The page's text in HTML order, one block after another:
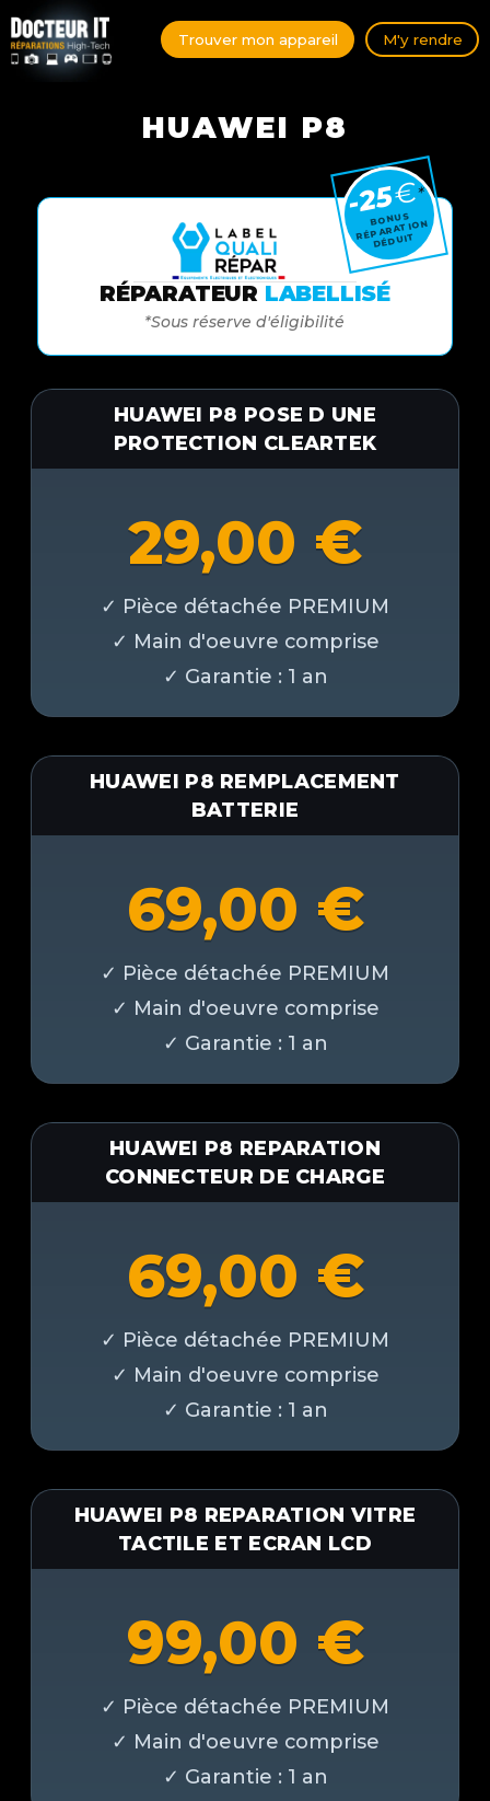
Trouver mon appareil M'y rendre
HUAWEI P8
RÉPARATEUR LABELLISÉ
*Sous réserve d'éligibilité
-25€*
BONUS
RÉPARATION
DÉDUIT
HUAWEI P8 POSE D UNE
PROTECTION CLEARTEK
29,00 €
HUAWEI P8 REMPLACEMENT
BATTERIE
69,00 €
HUAWEI P8 REPARATION
CONNECTEUR DE CHARGE
69,00 €
HUAWEI P8 REPARATION VITRE
TACTILE ET ECRAN LCD
99,00 €